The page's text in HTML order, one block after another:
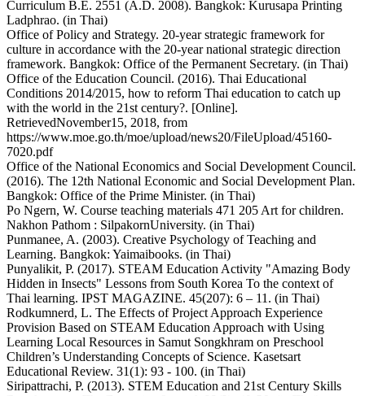
Curriculum B.E. 2551 (A.D. 2008). Bangkok: Kurusapa Printing
Ladphrao. (in Thai)
Office of Policy and Strategy. 20-year strategic framework for
culture in accordance with the 20-year national strategic direction
framework. Bangkok: Office of the Permanent Secretary. (in Thai)
Office of the Education Council. (2016). Thai Educational
Conditions 2014/2015, how to reform Thai education to catch up
with the world in the 21st century?. [Online].
RetrievedNovember15, 2018, from
https://www.moe.go.th/moe/upload/news20/FileUpload/45160-
7020.pdf
Office of the National Economics and Social Development Council.
(2016). The 12th National Economic and Social Development Plan.
Bangkok: Office of the Prime Minister. (in Thai)
Po Ngern, W. Course teaching materials 471 205 Art for children.
Nakhon Pathom : SilpakornUniversity. (in Thai)
Punmanee, A. (2003). Creative Psychology of Teaching and
Learning. Bangkok: Yaimaibooks. (in Thai)
Punyalikit, P. (2017). STEAM Education Activity "Amazing Body
Hidden in Insects" Lessons from South Korea To the context of
Thai learning. IPST MAGAZINE. 45(207): 6 – 11. (in Thai)
Rodkumnerd, L. The Effects of Project Approach Experience
Provision Based on STEAM Education Approach with Using
Learning Local Resources in Samut Songkhram on Preschool
Children’s Understanding Concepts of Science. Kasetsart
Educational Review. 31(1): 93 - 100. (in Thai)
Siripattrachi, P. (2013). STEM Education and 21st Century Skills